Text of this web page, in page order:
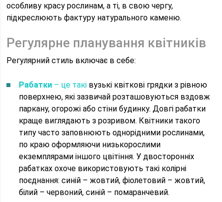
особливу красу рослинам, а ті, в свою чергу,
підкреслюють фактуру натурального каменю.
Регулярне планування квітників
Регулярний стиль включає в себе:
Рабатки – це такі вузькі квіткові грядки з рівною
поверхнею, які зазвичай розташовуються вздовж
паркану, огорожі або стіни будинку. Довгі рабатки
краще виглядають з розривом. Квітники такого
типу часто заповнюють однорідними рослинами,
по краю оформляючи низькорослими
екземплярами іншого цвітіння. У двосторонніх
рабатках охоче використовують такі колірні
поєднання: синій – жовтий, фіолетовий – жовтий,
білий – червоний, синій – помаранчевий.